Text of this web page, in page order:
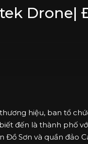
Drone|
hiệu, ban tổ
đến là thành phố
Sơn và quần đảo